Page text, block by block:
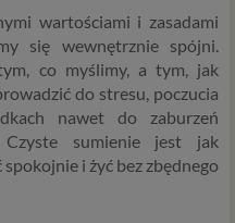
wartościami i zasadami
się wewnętrznie spójni.
co myślimy, a tym, jak
do stresu, poczucia
nawet do zaburzeń
Czyste sumienie jest jak
i żyć bez zbędnego